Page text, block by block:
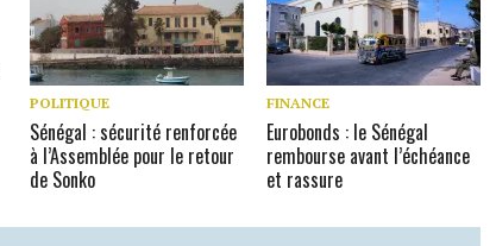
POLITIQUE
Sénégal : sécurité renforcée
à l’Assemblée pour le retour
de Sonko
FINANCE
Eurobonds : le Sénégal
rembourse avant l’échéance
et rassure